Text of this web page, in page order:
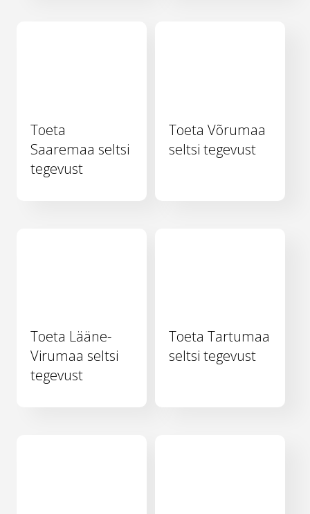
Toeta
Saaremaa seltsi
tegevust
Toeta Võrumaa
seltsi tegevust
Toeta Lääne-
Virumaa seltsi
tegevust
Toeta Tartumaa
seltsi tegevust